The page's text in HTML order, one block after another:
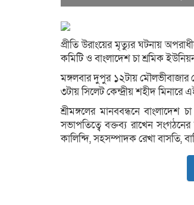
প্রীতি উরাংয়ের মৃত্যুর ঘটনায়
কমিটি ও বাংলাদেশ চা শ্রমিক
মঙ্গলবার দুপুর ১২টায়
৩টায় সিলেট কেন্দ্রীয় শহীদ মিনারে
শ্রীমঙ্গলের মানববন্ধনে
সভাপতিত্বে বক্তব্য রাখেন
কালিন্দি, সহসম্পাদক রেখা বাসতি,